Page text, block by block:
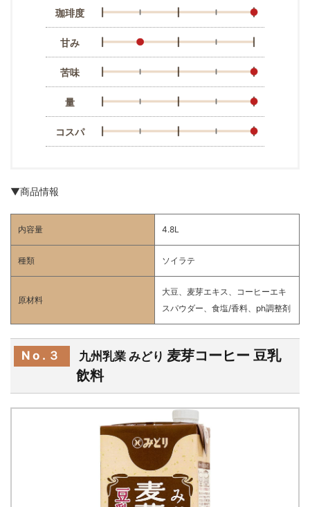
珈琲度
甘み
苦味
量
コスパ
▼商品情報
内容量 4.8L
種類 ソイラテ
原材料
大豆、麦芽エキス、コーヒーエキ
スパウダー、食塩/香料、ph調整剤
No.３ 九州乳業 みどり 麦芽コーヒー 豆乳
飲料